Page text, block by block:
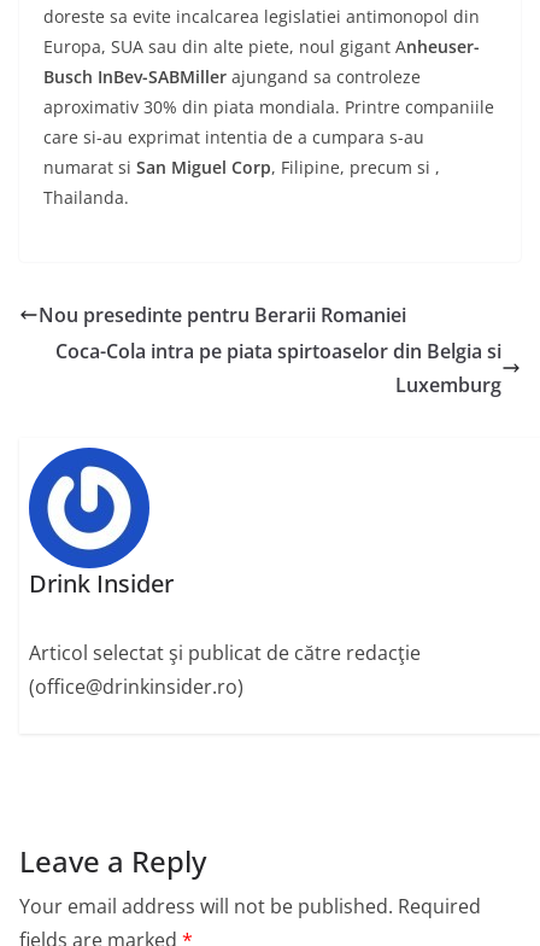
doreste sa evite incalcarea legislatiei antimonopol din
Europa, SUA sau din alte piete, noul gigant Anheuser-
Busch InBev-SABMiller ajungand sa controleze
aproximativ 30% din piata mondiala. Printre companiile
care si-au exprimat intentia de a cumpara s-au
numarat si San Miguel Corp, Filipine, precum si ,
Thailanda.
Nou presedinte pentru Berarii Romaniei
Coca-Cola intra pe piata spirtoaselor din Belgia si
Luxemburg
Drink Insider
Articol selectat şi publicat de către redacţie
(office@drinkinsider.ro)
Leave a Reply
Your email address will not be published. Required
fields are marked *